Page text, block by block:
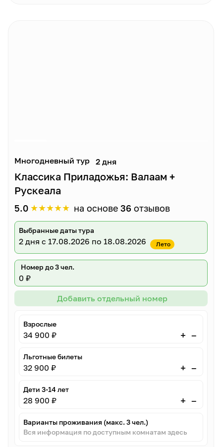
Многодневный тур 2 дня
Классика Приладожья: Валаам +
Рускеала
5.0 ★★★★★ на основе 36 отзывов
Выбранные даты тура
2 дня с 17.08.2026 по 18.08.2026 Лето
Номер до 3 чел.
0 ₽
Добавить отдельный номер
Взрослые
34 900 ₽ + –
Льготные билеты
32 900 ₽ + –
Дети 3-14 лет
28 900 ₽ + –
Варианты проживания (макс. 3 чел.)
Вся информация по доступным комнатам здесь